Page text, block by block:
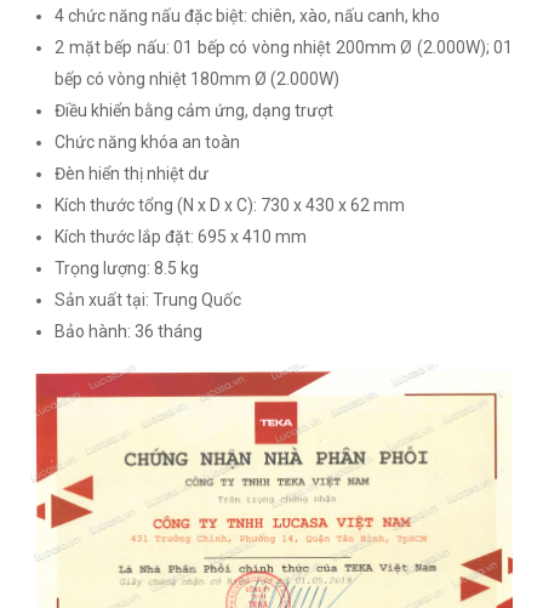
4 chức năng nấu đặc biệt: chiên, xào, nấu canh, kho
2 mặt bếp nấu: 01 bếp có vòng nhiệt 200mm Ø (2.000W); 01
bếp có vòng nhiệt 180mm Ø (2.000W)
Điều khiển bằng cảm ứng, dạng trượt
Chức năng khóa an toàn
Đèn hiển thị nhiệt dư
Kích thước tổng (N x D x C): 730 x 430 x 62 mm
Kích thước lắp đặt: 695 x 410 mm
Trọng lượng: 8.5 kg
Sản xuất tại: Trung Quốc
Bảo hành: 36 tháng